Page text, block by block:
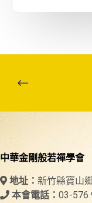
中華金剛般若禪學會
地址： 新竹縣寶山
本會電話： 03-576